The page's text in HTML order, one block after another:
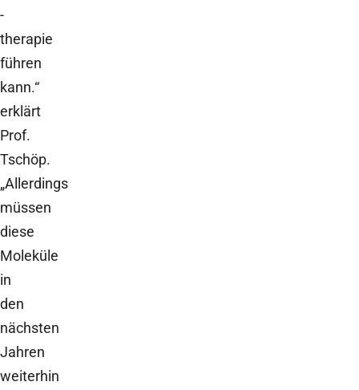
-
therapie
führen
kann.“
erklärt
Prof.
Tschöp.
„Allerdings
müssen
diese
Moleküle
in
den
nächsten
Jahren
weiterhin